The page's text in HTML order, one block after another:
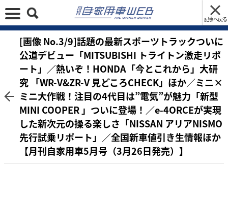
記事へ戻る
[画像 No.3/9]話題の最新スポーツトラックついに
公道デビュー「MITSUBISHI トライトン激走リポ
ート」／熱いぞ！HONDA「今とこれから」大研
究 「WR-V&ZR-V 見どころCHECK」ほか／ミニ×
ミニ大作戦！注目の4代目は”電気”が魅力「新型
MINI COOPER 」ついに登場！／e-4ORCEが実現
した新次元の操る楽しさ「NISSAN アリアNISMO
先行試乗リポート」／全国新車値引き生情報ほか
【月刊自家用車5月号（3月26日発売）】